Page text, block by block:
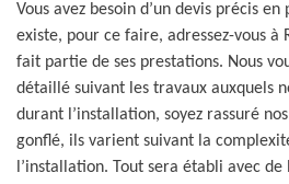
Vous avez besoin d’un devis précis
existe, pour ce faire, adressez-vous à
fait partie de ses prestations. Nous
détaillé suivant les travaux auxquels
durant l’installation, soyez rassuré
gonflé, ils varient suivant la
l’installation. Tout sera établi avec